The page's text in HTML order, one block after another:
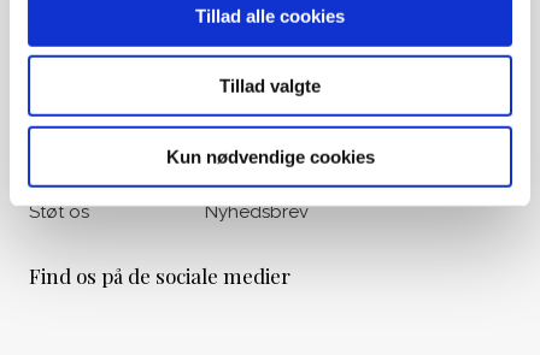
Tillad alle cookies
Tillad valgte
Kun nødvendige cookies
Liv&Død Prisen
Filmoversigt
Støt os
Vores historie
Viden & Råd
Materialer
Kalender
Nyheder
Nyhedsbrev
Find os på de sociale medier